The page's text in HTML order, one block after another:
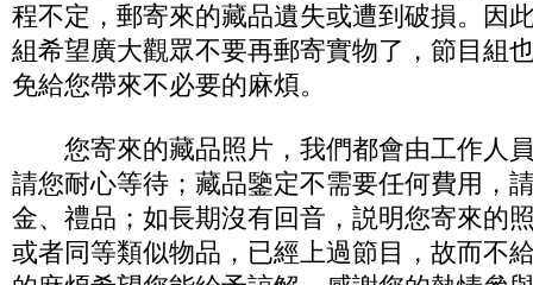
程不定，郵寄來的藏品遺失或遭到破損。因
組希望廣大觀眾不要再郵寄實物了，節目組
免給您帶來不必要的麻煩。
您寄來的藏品照片，我們都會由工作人
請您耐心等待；藏品鑒定不需要任何費用，
金、禮品；如長期沒有回音，説明您寄來的
或者同等類似物品，已經上過節目，故而不